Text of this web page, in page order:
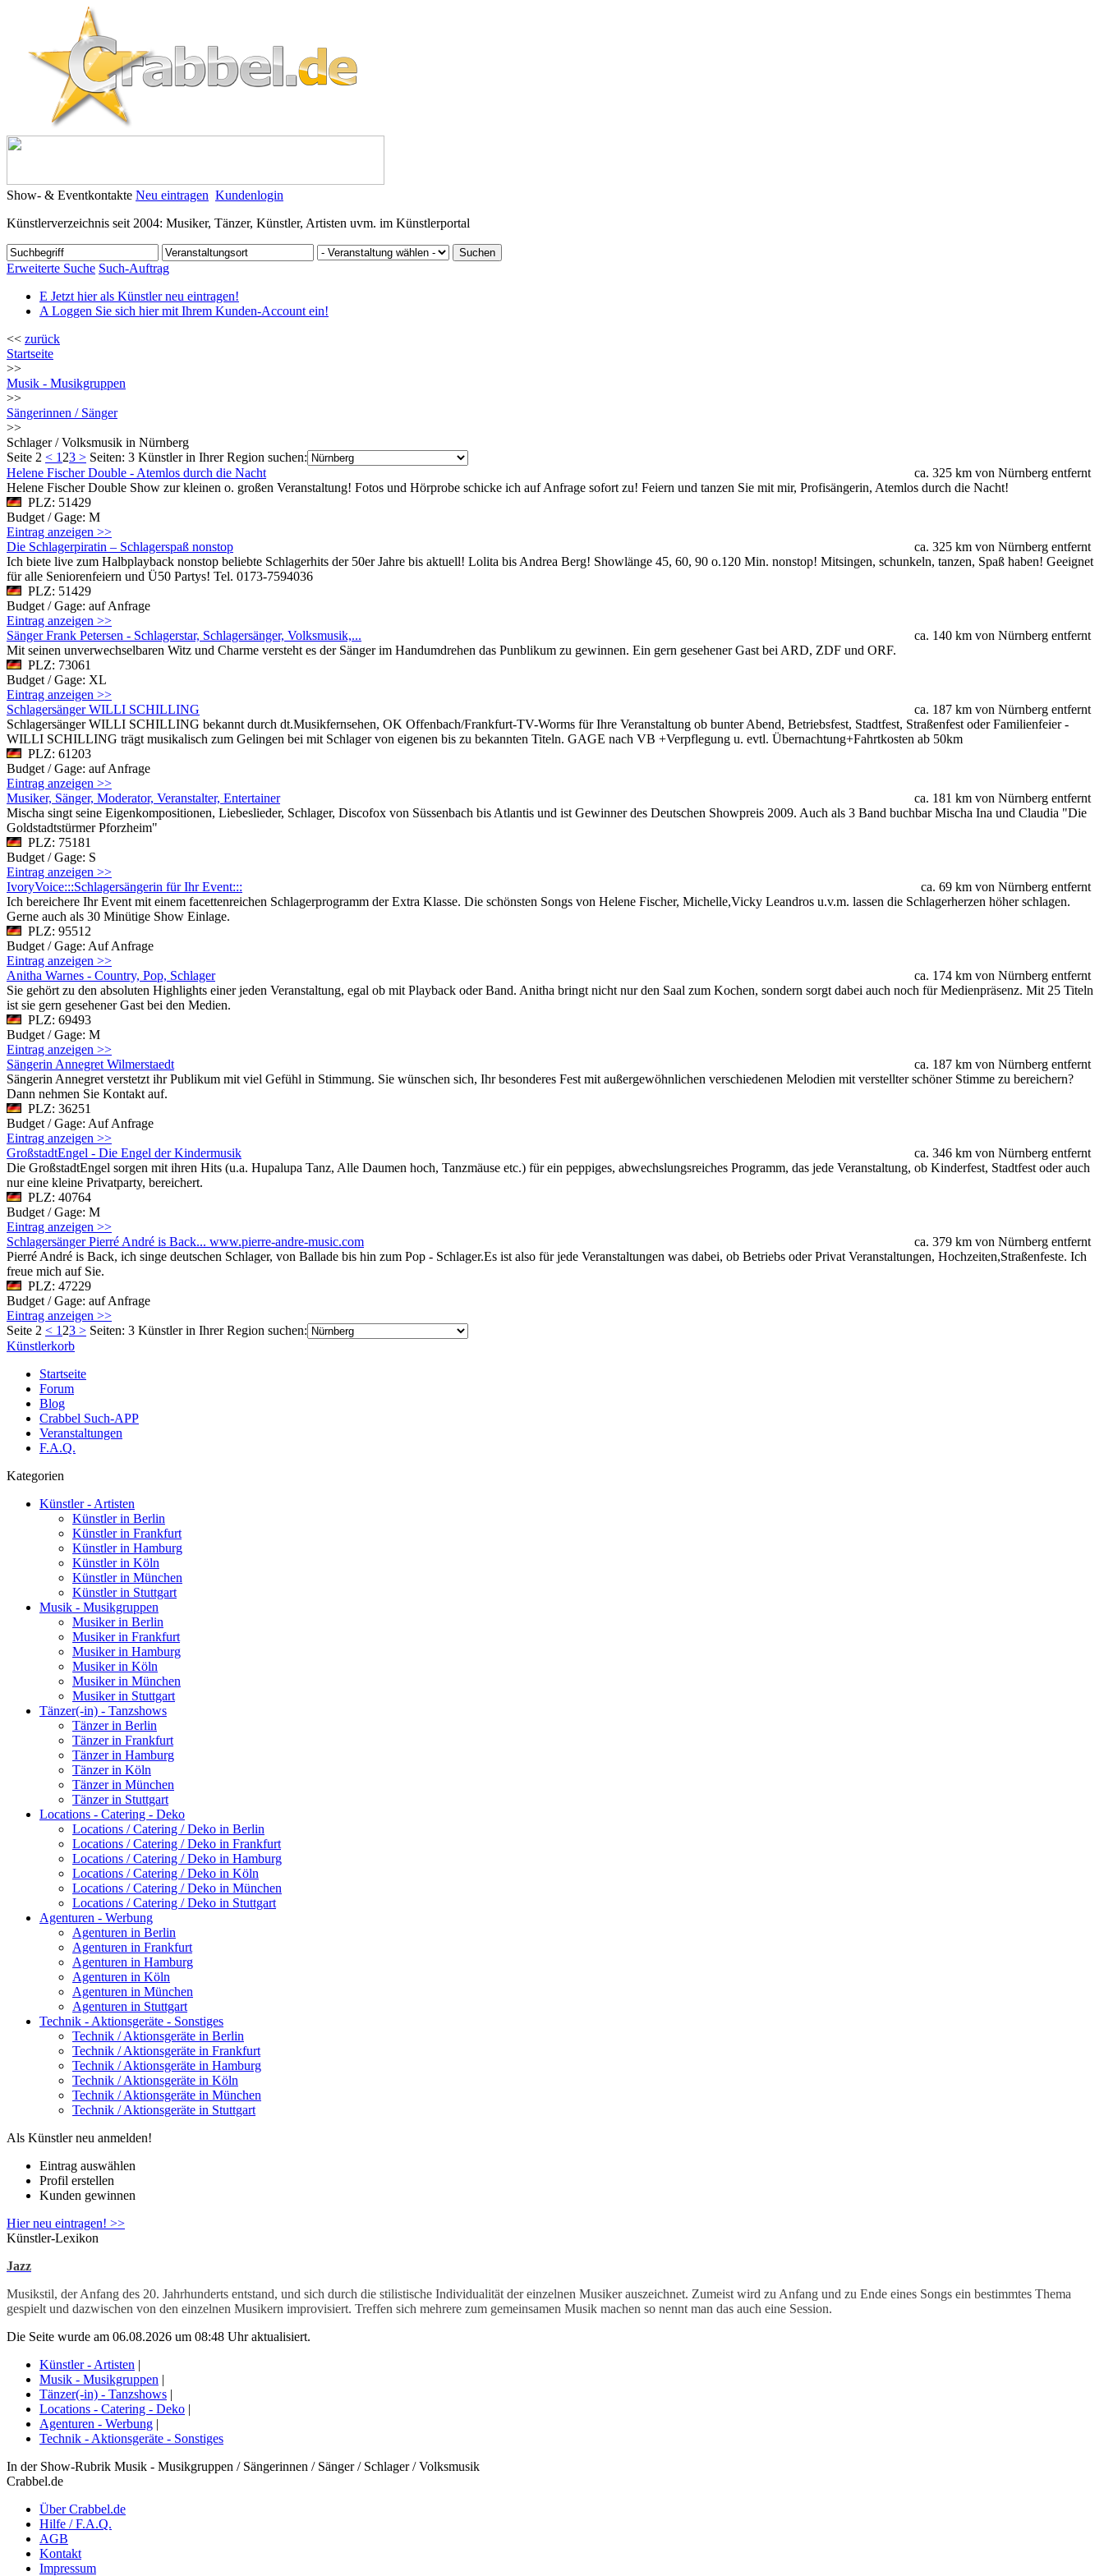
Show- & Eventkontakte Neu eintragen Kundenlogin
Künstlerverzeichnis seit 2004: Musiker, Tänzer, Künstler, Artisten uvm. im Künstlerportal
Erweiterte Suche Such-Auftrag
E Jetzt hier als Künstler neu eintragen!
A Loggen Sie sich hier mit Ihrem Kunden-Account ein!
<< zurück
Startseite
>>
Musik - Musikgruppen
>>
Sängerinnen / Sänger
>>
Schlager / Volksmusik in Nürnberg
Seite 2 < 1 23 > Seiten: 3 Künstler in Ihrer Region suchen:
ca. 325 km von Nürnberg entfernt
Helene Fischer Double - Atemlos durch die Nacht
Helene Fischer Double Show zur kleinen o. großen Veranstaltung! Fotos und Hörprobe schicke ich auf Anfrage sofort zu! Feiern und tanzen Sie mit mir, Profisängerin, Atemlos durch die Nacht!
PLZ: 51429
Budget / Gage: M
Eintrag anzeigen >>
ca. 325 km von Nürnberg entfernt
Die Schlagerpiratin – Schlagerspaß nonstop
Ich biete live zum Halbplayback nonstop beliebte Schlagerhits der 50er Jahre bis aktuell! Lolita bis Andrea Berg! Showlänge 45, 60, 90 o.120 Min. nonstop! Mitsingen, schunkeln, tanzen, Spaß haben! Geeignet
für alle Seniorenfeiern und Ü50 Partys! Tel. 0173-7594036
PLZ: 51429
Budget / Gage: auf Anfrage
Eintrag anzeigen >>
ca. 140 km von Nürnberg entfernt
Sänger Frank Petersen - Schlagerstar, Schlagersänger, Volksmusik,...
Mit seinen unverwechselbaren Witz und Charme versteht es der Sänger im Handumdrehen das Punblikum zu gewinnen. Ein gern gesehener Gast bei ARD, ZDF und ORF.
PLZ: 73061
Budget / Gage: XL
Eintrag anzeigen >>
ca. 187 km von Nürnberg entfernt
Schlagersänger WILLI SCHILLING
Schlagersänger WILLI SCHILLING bekannt durch dt.Musikfernsehen, OK Offenbach/Frankfurt-TV-Worms für Ihre Veranstaltung ob bunter Abend, Betriebsfest, Stadtfest, Straßenfest oder Familienfeier -
WILLI SCHILLING trägt musikalisch zum Gelingen bei mit Schlager von eigenen bis zu bekannten Titeln. GAGE nach VB +Verpflegung u. evtl. Übernachtung+Fahrtkosten ab 50km
PLZ: 61203
Budget / Gage: auf Anfrage
Eintrag anzeigen >>
ca. 181 km von Nürnberg entfernt
Musiker, Sänger, Moderator, Veranstalter, Entertainer
Mischa singt seine Eigenkompositionen, Liebeslieder, Schlager, Discofox von Süssenbach bis Atlantis und ist Gewinner des Deutschen Showpreis 2009. Auch als 3 Band buchbar Mischa Ina und Claudia "Die
Goldstadtstürmer Pforzheim"
PLZ: 75181
Budget / Gage: S
Eintrag anzeigen >>
ca. 69 km von Nürnberg entfernt
IvoryVoice:::Schlagersängerin für Ihr Event:::
Ich bereichere Ihr Event mit einem facettenreichen Schlagerprogramm der Extra Klasse. Die schönsten Songs von Helene Fischer, Michelle,Vicky Leandros u.v.m. lassen die Schlagerherzen höher schlagen.
Gerne auch als 30 Minütige Show Einlage.
PLZ: 95512
Budget / Gage: Auf Anfrage
Eintrag anzeigen >>
ca. 174 km von Nürnberg entfernt
Anitha Warnes - Country, Pop, Schlager
Sie gehört zu den absoluten Highlights einer jeden Veranstaltung, egal ob mit Playback oder Band. Anitha bringt nicht nur den Saal zum Kochen, sondern sorgt dabei auch noch für Medienpräsenz. Mit 25 Titeln
ist sie gern gesehener Gast bei den Medien.
PLZ: 69493
Budget / Gage: M
Eintrag anzeigen >>
ca. 187 km von Nürnberg entfernt
Sängerin Annegret Wilmerstaedt
Sängerin Annegret verstetzt ihr Publikum mit viel Gefühl in Stimmung. Sie wünschen sich, Ihr besonderes Fest mit außergewöhnlichen verschiedenen Melodien mit verstellter schöner Stimme zu bereichern?
Dann nehmen Sie Kontakt auf.
PLZ: 36251
Budget / Gage: Auf Anfrage
Eintrag anzeigen >>
ca. 346 km von Nürnberg entfernt
GroßstadtEngel - Die Engel der Kindermusik
Die GroßstadtEngel sorgen mit ihren Hits (u.a. Hupalupa Tanz, Alle Daumen hoch, Tanzmäuse etc.) für ein peppiges, abwechslungsreiches Programm, das jede Veranstaltung, ob Kinderfest, Stadtfest oder auch
nur eine kleine Privatparty, bereichert.
PLZ: 40764
Budget / Gage: M
Eintrag anzeigen >>
ca. 379 km von Nürnberg entfernt
Schlagersänger Pierré André is Back... www.pierre-andre-music.com
Pierré André is Back, ich singe deutschen Schlager, von Ballade bis hin zum Pop - Schlager.Es ist also für jede Veranstaltungen was dabei, ob Betriebs oder Privat Veranstaltungen, Hochzeiten,Straßenfeste. Ich
freue mich auf Sie.
PLZ: 47229
Budget / Gage: auf Anfrage
Eintrag anzeigen >>
Seite 2 < 1 23 > Seiten: 3 Künstler in Ihrer Region suchen:
Künstlerkorb
Startseite
Forum
Blog
Crabbel Such-APP
Veranstaltungen
F.A.Q.
Kategorien
Künstler - Artisten
Künstler in Berlin
Künstler in Frankfurt
Künstler in Hamburg
Künstler in Köln
Künstler in München
Künstler in Stuttgart
Musik - Musikgruppen
Musiker in Berlin
Musiker in Frankfurt
Musiker in Hamburg
Musiker in Köln
Musiker in München
Musiker in Stuttgart
Tänzer(-in) - Tanzshows
Tänzer in Berlin
Tänzer in Frankfurt
Tänzer in Hamburg
Tänzer in Köln
Tänzer in München
Tänzer in Stuttgart
Locations - Catering - Deko
Locations / Catering / Deko in Berlin
Locations / Catering / Deko in Frankfurt
Locations / Catering / Deko in Hamburg
Locations / Catering / Deko in Köln
Locations / Catering / Deko in München
Locations / Catering / Deko in Stuttgart
Agenturen - Werbung
Agenturen in Berlin
Agenturen in Frankfurt
Agenturen in Hamburg
Agenturen in Köln
Agenturen in München
Agenturen in Stuttgart
Technik - Aktionsgeräte - Sonstiges
Technik / Aktionsgeräte in Berlin
Technik / Aktionsgeräte in Frankfurt
Technik / Aktionsgeräte in Hamburg
Technik / Aktionsgeräte in Köln
Technik / Aktionsgeräte in München
Technik / Aktionsgeräte in Stuttgart
Als Künstler neu anmelden!
Eintrag auswählen
Profil erstellen
Kunden gewinnen
Hier neu eintragen! >>
Künstler-Lexikon
Jazz
Musikstil, der Anfang des 20. Jahrhunderts entstand, und sich durch die stilistische Individualität der einzelnen Musiker auszeichnet. Zumeist wird zu Anfang und zu Ende eines Songs ein bestimmtes Thema
gespielt und dazwischen von den einzelnen Musikern improvisiert. Treffen sich mehrere zum gemeinsamen Musik machen so nennt man das auch eine Session.
Die Seite wurde am 06.08.2026 um 08:48 Uhr aktualisiert.
Künstler - Artisten |
Musik - Musikgruppen |
Tänzer(-in) - Tanzshows |
Locations - Catering - Deko |
Agenturen - Werbung |
Technik - Aktionsgeräte - Sonstiges
In der Show-Rubrik Musik - Musikgruppen / Sängerinnen / Sänger / Schlager / Volksmusik
Crabbel.de
Über Crabbel.de
Hilfe / F.A.Q.
AGB
Kontakt
Impressum